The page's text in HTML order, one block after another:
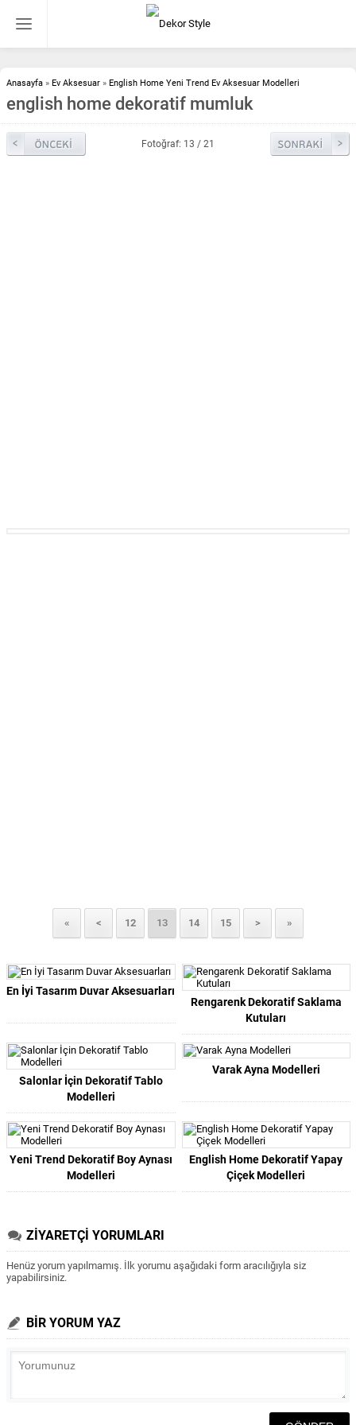
Anasayfa » Ev Aksesuar » English Home Yeni Trend Ev Aksesuar Modelleri
english home dekoratif mumluk
Fotoğraf: 13 / 21
« < 12 13 14 15 > »
En İyi Tasarım Duvar Aksesuarları
Rengarenk Dekoratif Saklama
Kutuları
Salonlar İçin Dekoratif Tablo
Modelleri
Varak Ayna Modelleri
Yeni Trend Dekoratif Boy Aynası
Modelleri
English Home Dekoratif Yapay
Çiçek Modelleri
ZİYARETÇİ YORUMLARI
Henüz yorum yapılmamış. İlk yorumu aşağıdaki form aracılığıyla siz
yapabilirsiniz.
BİR YORUM YAZ